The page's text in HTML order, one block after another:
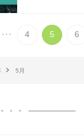
... 4 5 6
5月